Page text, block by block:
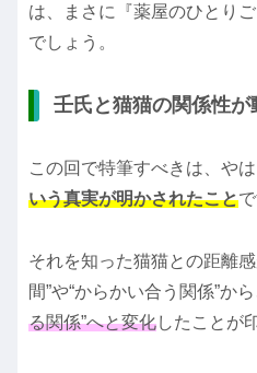
は、まさに『薬屋のひとり
でしょう。
壬氏と猫猫の関係性が
この回で特筆すべきは、やは
いう真実が明かされたことで
それを知った猫猫との距離
間”や“からかい合う関係”から
る関係”へと変化したことが